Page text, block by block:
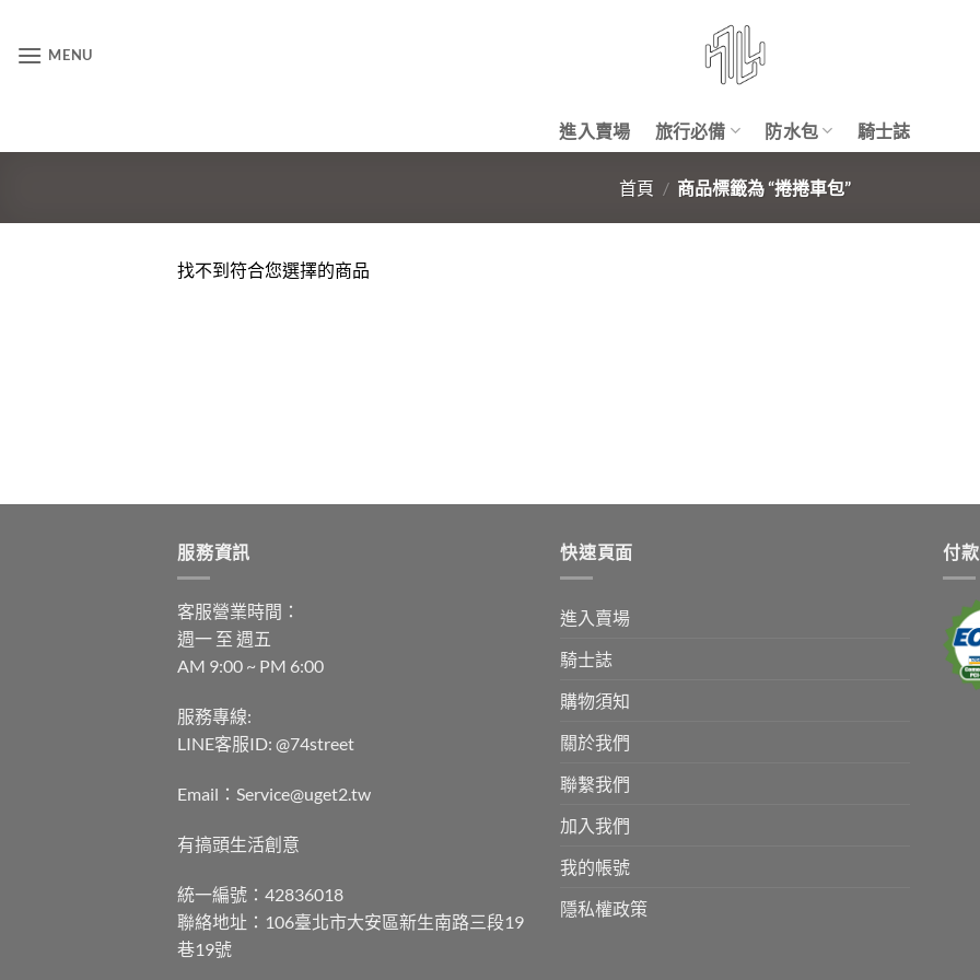
MENU
進入賣場 旅行必備 防水包 騎士誌
首頁 / 商品標籤為 “捲捲車包”
找不到符合您選擇的商品
服務資訊
客服營業時間：
週一 至 週五
AM 9:00 ~ PM 6:00
服務專線:
LINE客服ID: @74street
Email：Service@uget2.tw
有搞頭生活創意
統一編號：42836018
聯絡地址：106臺北市大安區新生南路三段19
巷19號
快速頁面
進入賣場
騎士誌
購物須知
關於我們
聯繫我們
加入我們
我的帳號
隱私權政策
付